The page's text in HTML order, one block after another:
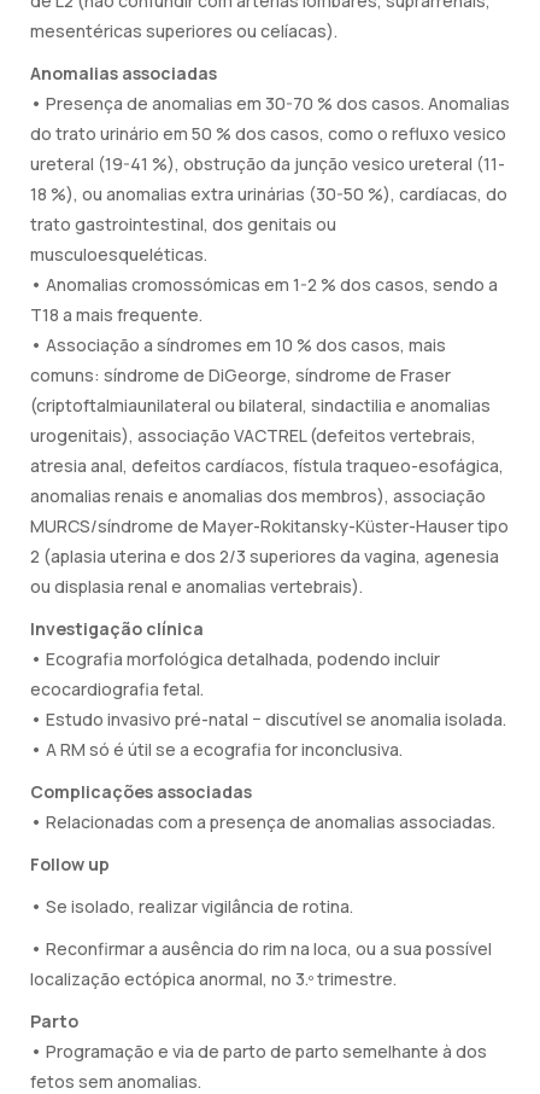
mesentéricas superiores ou celíacas).
Anomalias associadas
• Presença de anomalias em 30-70 % dos casos. Anomalias
do trato urinário em 50 % dos casos, como o refluxo vesico
ureteral (19-41 %), obstrução da junção vesico ureteral (11-
18 %), ou anomalias extra urinárias (30-50 %), cardíacas, do
trato gastrointestinal, dos genitais ou
musculoesqueléticas.
• Anomalias cromossómicas em 1-2 % dos casos, sendo a
T18 a mais frequente.
• Associação a síndromes em 10 % dos casos, mais
comuns: síndrome de DiGeorge, síndrome de Fraser
(criptoftalmiaunilateral ou bilateral, sindactilia e anomalias
urogenitais), associação VACTREL (defeitos vertebrais,
atresia anal, defeitos cardíacos, fístula traqueo-esofágica,
anomalias renais e anomalias dos membros), associação
MURCS/síndrome de Mayer-Rokitansky-Küster-Hauser tipo
2 (aplasia uterina e dos 2/3 superiores da vagina, agenesia
ou displasia renal e anomalias vertebrais).
Investigação clínica
• Ecografia morfológica detalhada, podendo incluir
ecocardiografia fetal.
• Estudo invasivo pré-natal − discutível se anomalia isolada.
• A RM só é útil se a ecografia for inconclusiva.
Complicações associadas
• Relacionadas com a presença de anomalias associadas.
Follow up
• Se isolado, realizar vigilância de rotina.
• Reconfirmar a ausência do rim na loca, ou a sua possível
localização ectópica anormal, no 3.º trimestre.
Parto
• Programação e via de parto de parto semelhante à dos
fetos sem anomalias.